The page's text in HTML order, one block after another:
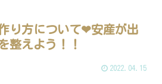
り方について❤︎安産が出
整えよう！！
2022.04.15